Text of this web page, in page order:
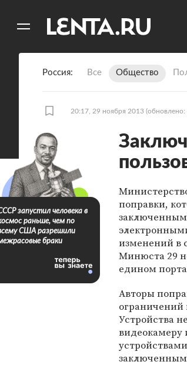
Россия Все Общество
20:17, 29 ноября 2013
поправки,
заключенным
изменений в
Минюста 29
едином
Авторы
ограничений
Устройства
видеокамеру
запустил человека в
раньше, чем по
США разрешили
браки